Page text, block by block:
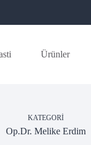
Ürünler
KATEGORI
Op.Dr. Melike Erdim